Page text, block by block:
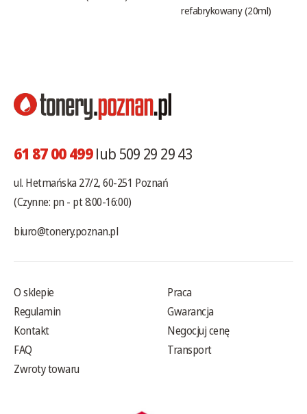
refabrykowany (20ml)
61 87 00 499lub 509 29 29 43
ul. Hetmańska 27/2, 60-251 Poznań
(Czynne: pn - pt 8:00-16:00)
biuro@tonery.poznan.pl
O sklepie
Regulamin
Kontakt
FAQ
Zwroty towaru
Praca
Gwarancja
Negocjuj cenę
Transport